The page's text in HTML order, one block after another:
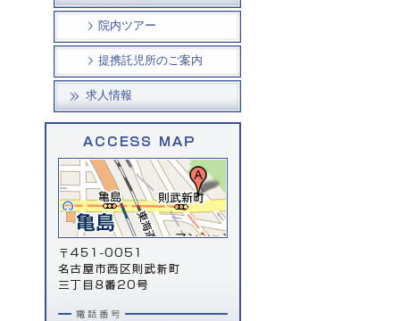
院内ツアー
提携託児所のご案内
求人情報